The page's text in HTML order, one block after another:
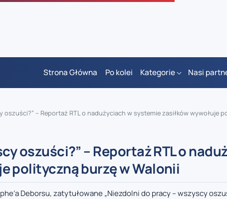
Strona Główna Po kolei Kategorie Nasi
oszuści?” – Reportaż RTL o nadużyciach w systemie zasiłków wywołuje
oszuści?” – Reportaż RTL o
polityczną burzę w Walonii
Deborsu, zatytułowane „Niezdolni do pracy – wszyscy